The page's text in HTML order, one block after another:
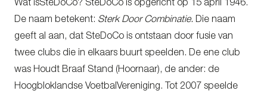
Wat isSteDoCo? SteDoCo is opgericht op 15 april 1946.
De naam betekent: Sterk Door Combinatie. Die naam
geeft al aan, dat SteDoCo is ontstaan door fusie van
twee clubs die in elkaars buurt speelden. De ene club
was Houdt Braaf Stand (Hoornaar), de ander: de
Hoogbloklandse VoetbalVereniging. Tot 2007 speelde